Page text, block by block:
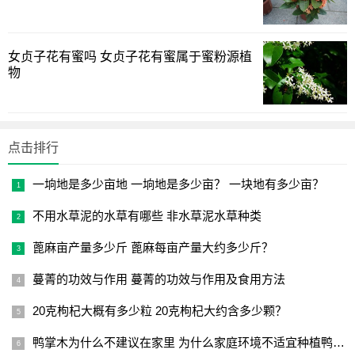
女贞子花有蜜吗 女贞子花有蜜属于蜜粉源植
物
点击排行
一垧地是多少亩地 一垧地是多少亩？ 一块地有多少亩？
不用水草泥的水草有哪些 非水草泥水草种类
蓖麻亩产量多少斤 蓖麻每亩产量大约多少斤？
蔓菁的功效与作用 蔓菁的功效与作用及食用方法
20克枸杞大概有多少粒 20克枸杞大约含多少颗？
鸭掌木为什么不建议在家里 为什么家庭环境不适宜种植鸭掌木？